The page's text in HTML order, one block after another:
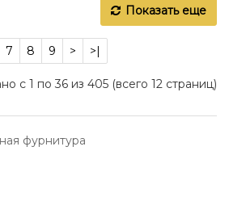
Показать еще
7 8 9 > >|
с 1 по 36 из 405 (всего 12 страниц)
фурнитура